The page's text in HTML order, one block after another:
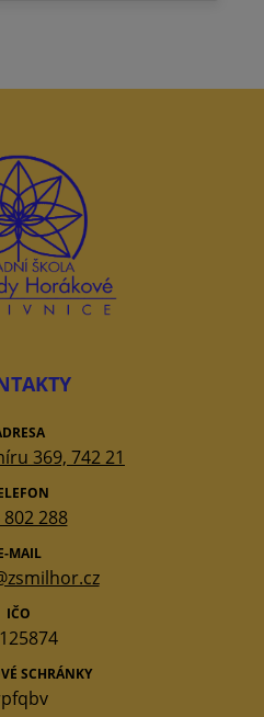
369, 742 21
802 288
MAIL
IČO
SCHRÁNKY